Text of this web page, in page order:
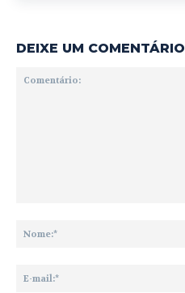
DEIXE UM COMENTÁRIO